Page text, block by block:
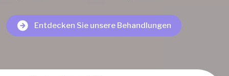
Entdecken Sie unsere Behandlungen